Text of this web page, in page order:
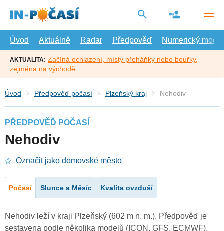
hlavní
Úvod
Aktuálně Radar Předpověď Numerický model
AKTUALITA: Začíná ochlazení, místy přeháňky nebo bouřky,
zejména na východě
Úvod Předpověď počasí Plzeňský kraj Nehodiv
PŘEDPOVĚĎ POČASÍ
Nehodiv
Označit jako domovské město
Počasí Slunce a Měsíc Kvalita ovzduší
Nehodiv leží v kraji Plzeňský (602 m n. m.). Předpověď je
sestavena podle několika modelů (ICON, GFS, ECMWF).